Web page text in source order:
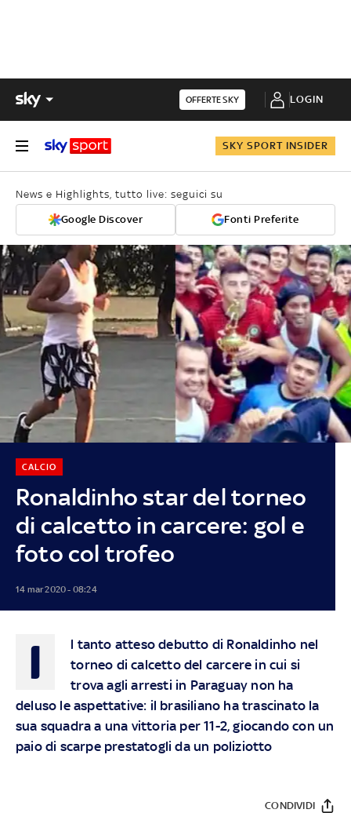
OFFERTE SKY LOGIN
SKY SPORT INSIDER
News e Highlights, tutto live: seguici su
Google Discover Fonti Preferite
Ronaldinho star del torneo
di calcetto in carcere: gol e
foto col trofeo
CALCIO
14 mar 2020 - 08:24
I
l tanto atteso debutto di Ronaldinho nel
torneo di calcetto del carcere in cui si
trova agli arresti in Paraguay non ha
deluso le aspettative: il brasiliano ha trascinato la
sua squadra a una vittoria per 11-2, giocando con un
paio di scarpe prestatogli da un poliziotto
CONDIVIDI